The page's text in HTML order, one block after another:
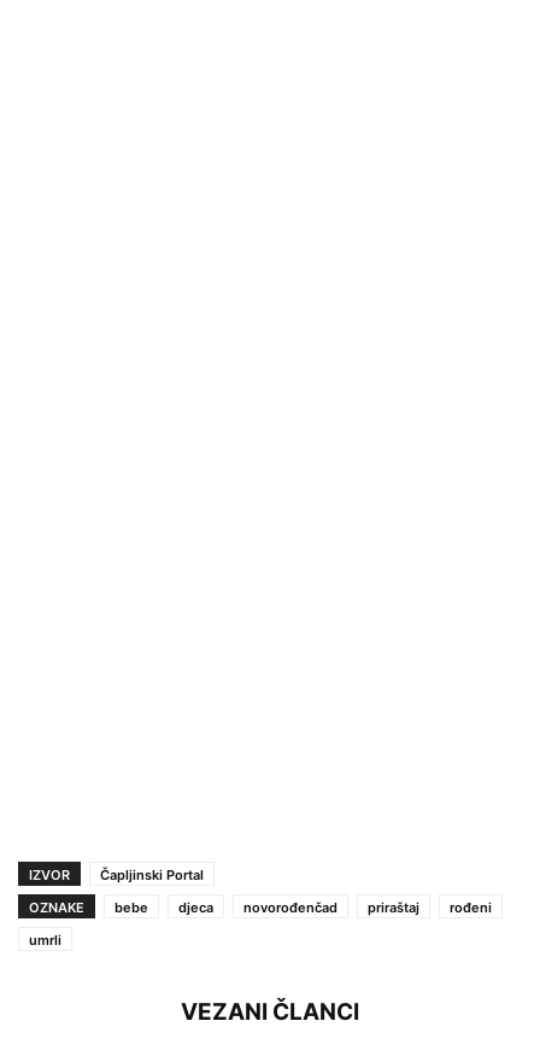
IZVOR
Čapljinski Portal
OZNAKE
bebe djeca novorođenčad priraštaj
rođeni
umrli
VEZANI ČLANCI